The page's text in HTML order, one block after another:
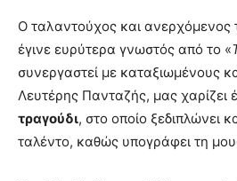
Ο ταλαντούχος και ανερχόμενος
έγινε ευρύτερα γνωστός από το «
συνεργαστεί με καταξιωμένους
Λευτέρης Πανταζής, μας χαρίζει
τραγούδι, στο οποίο ξεδιπλώνει
ταλέντο, καθώς υπογράφει τη